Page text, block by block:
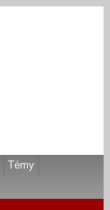
Témy